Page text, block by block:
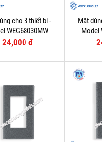
cho 3 thiết bị -
WEG68030MW
24,000 đ
Mặt
Model